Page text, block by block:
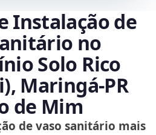
Instalação de
no
Solo Rico
Maringá‑PR
de Mim
de vaso sanitário mais